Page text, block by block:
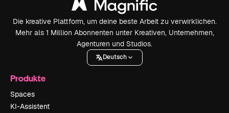
Die kreative Plattform, um deine beste Arbeit zu verwirklichen.
Mehr als 1 Million Abonnenten unter Kreativen, Unternehmen,
Agenturen und Studios.
Deutsch
Produkte
Spaces
KI-Assistent